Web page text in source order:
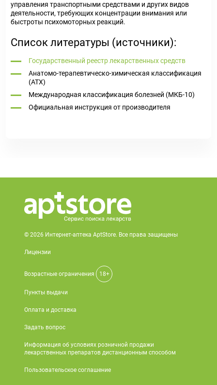
управления транспортными средствами и других видов
деятельности, требующих концентрации внимания или
быстроты психомоторных реакций.
Список литературы (источники):
Государственный реестр лекарственных средств
Анатомо-терапевтическо-химическая классификация
(ATX)
Международная классификация болезней (МКБ-10)
Официальная инструкция от производителя
© 2026 Интернет-аптека AptStore. Все права защищены
Лицензии
Возрастные ограничения 18+
Пункты выдачи
Оплата и доставка
Задать вопрос
Информация об условиях розничной продажи
лекарственных препаратов дистанционным способом
Пользовательское соглашение